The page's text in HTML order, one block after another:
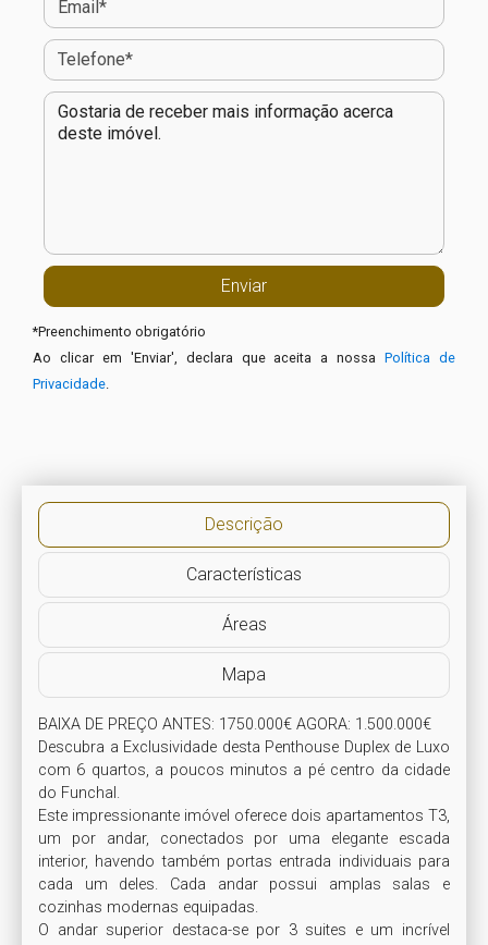
*Preenchimento obrigatório
Ao clicar em 'Enviar', declara que aceita a nossaPolítica de
Privacidade
Descrição
Características
Áreas
Mapa
BAIXA DE PREÇO ANTES: 1750.000€ AGORA: 1.500.000€
Descubra a Exclusividade desta Penthouse Duplex de Luxo
com 6 quartos, a poucos minutos a pé centro da cidade
do Funchal.
Este impressionante imóvel oferece dois apartamentos T3,
um por andar, conectados por uma elegante escada
interior, havendo também portas entrada individuais para
cada um deles. Cada andar possui amplas salas e
cozinhas modernas equipadas.
O andar superior destaca-se por 3 suites e um incrível